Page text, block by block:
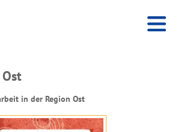
in der Region Ost